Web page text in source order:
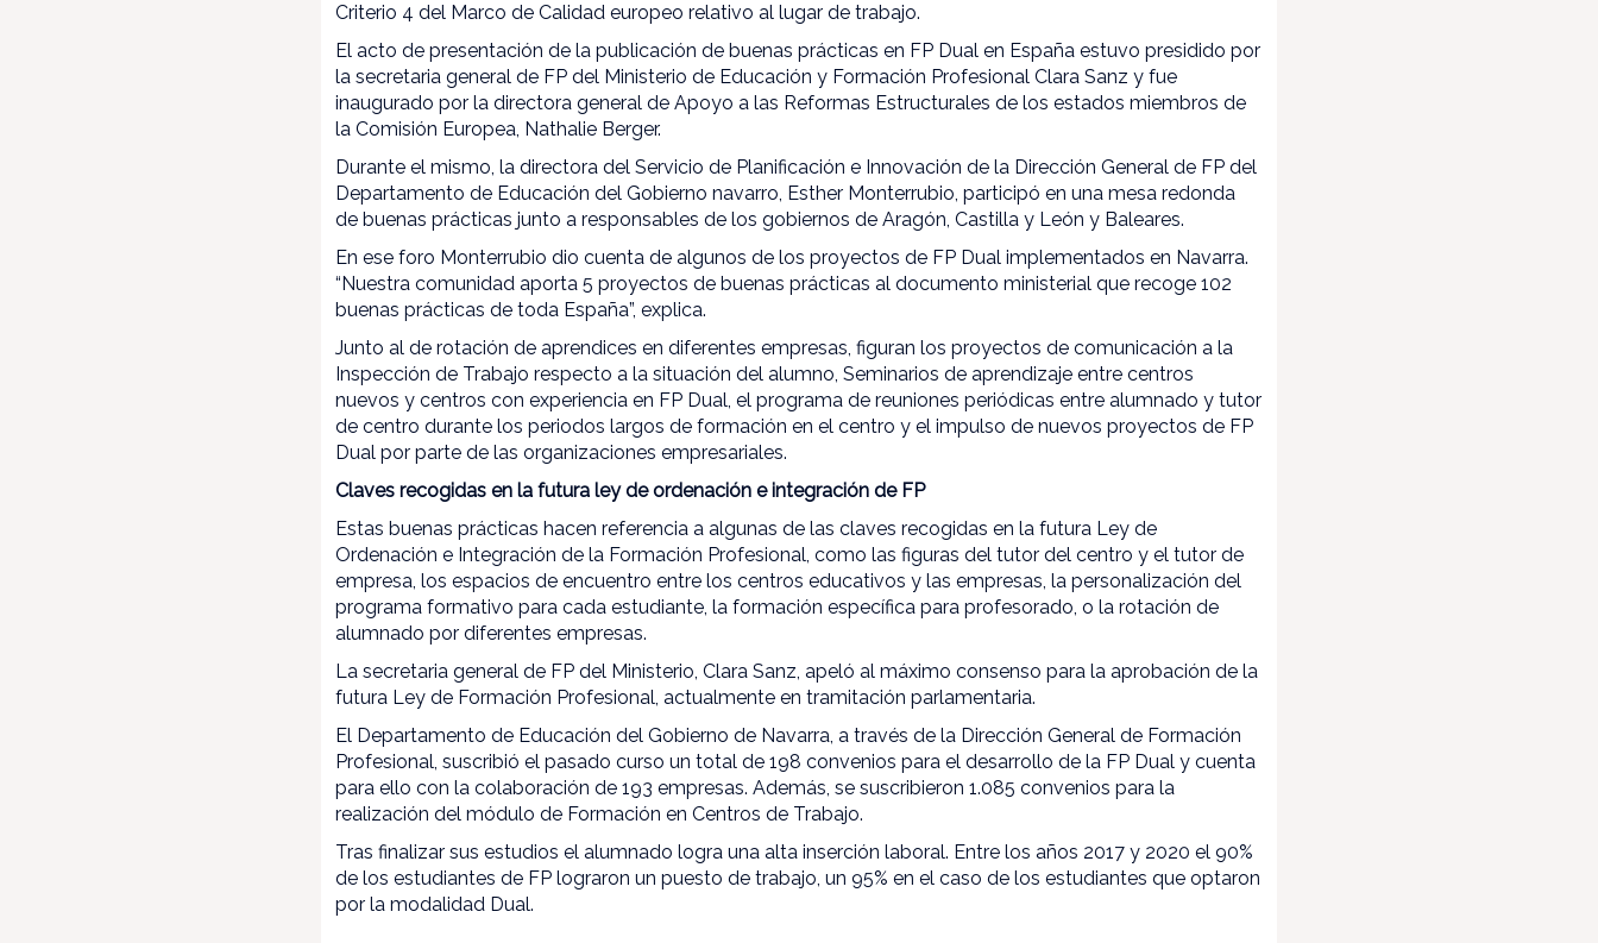
Criterio 4 del Marco de Calidad europeo relativo al lugar de trabajo.
El acto de presentación de la publicación de buenas prácticas en FP Dual en España estuvo presidido por
la secretaria general de FP del Ministerio de Educación y Formación Profesional Clara Sanz y fue
inaugurado por la directora general de Apoyo a las Reformas Estructurales de los estados miembros de
la Comisión Europea, Nathalie Berger.
Durante el mismo, la directora del Servicio de Planificación e Innovación de la Dirección General de FP del
Departamento de Educación del Gobierno navarro, Esther Monterrubio, participó en una mesa redonda
de buenas prácticas junto a responsables de los gobiernos de Aragón, Castilla y León y Baleares.
En ese foro Monterrubio dio cuenta de algunos de los proyectos de FP Dual implementados en Navarra.
“Nuestra comunidad aporta 5 proyectos de buenas prácticas al documento ministerial que recoge 102
buenas prácticas de toda España”, explica.
Junto al de rotación de aprendices en diferentes empresas, figuran los proyectos de comunicación a la
Inspección de Trabajo respecto a la situación del alumno, Seminarios de aprendizaje entre centros
nuevos y centros con experiencia en FP Dual, el programa de reuniones periódicas entre alumnado y tutor
de centro durante los periodos largos de formación en el centro y el impulso de nuevos proyectos de FP
Dual por parte de las organizaciones empresariales.
Claves recogidas en la futura ley de ordenación e integración de FP
Estas buenas prácticas hacen referencia a algunas de las claves recogidas en la futura Ley de
Ordenación e Integración de la Formación Profesional, como las figuras del tutor del centro y el tutor de
empresa, los espacios de encuentro entre los centros educativos y las empresas, la personalización del
programa formativo para cada estudiante, la formación específica para profesorado, o la rotación de
alumnado por diferentes empresas.
La secretaria general de FP del Ministerio, Clara Sanz, apeló al máximo consenso para la aprobación de la
futura Ley de Formación Profesional, actualmente en tramitación parlamentaria.
El Departamento de Educación del Gobierno de Navarra, a través de la Dirección General de Formación
Profesional, suscribió el pasado curso un total de 198 convenios para el desarrollo de la FP Dual y cuenta
para ello con la colaboración de 193 empresas. Además, se suscribieron 1.085 convenios para la
realización del módulo de Formación en Centros de Trabajo.
Tras finalizar sus estudios el alumnado logra una alta inserción laboral. Entre los años 2017 y 2020 el 90%
de los estudiantes de FP lograron un puesto de trabajo, un 95% en el caso de los estudiantes que optaron
por la modalidad Dual.